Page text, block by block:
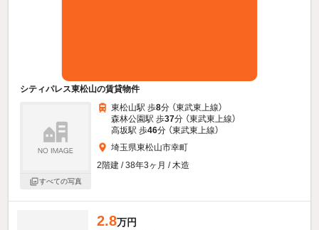
シティパレス東松山の賃貸物件
すべての写真
東松山駅 歩8分 （東武東上線）
森林公園駅 歩37分 （東武東上線）
高坂駅 歩46分 （東武東上線）
埼玉県東松山市幸町
2階建 / 38年3ヶ月 / 木造
2.8万円